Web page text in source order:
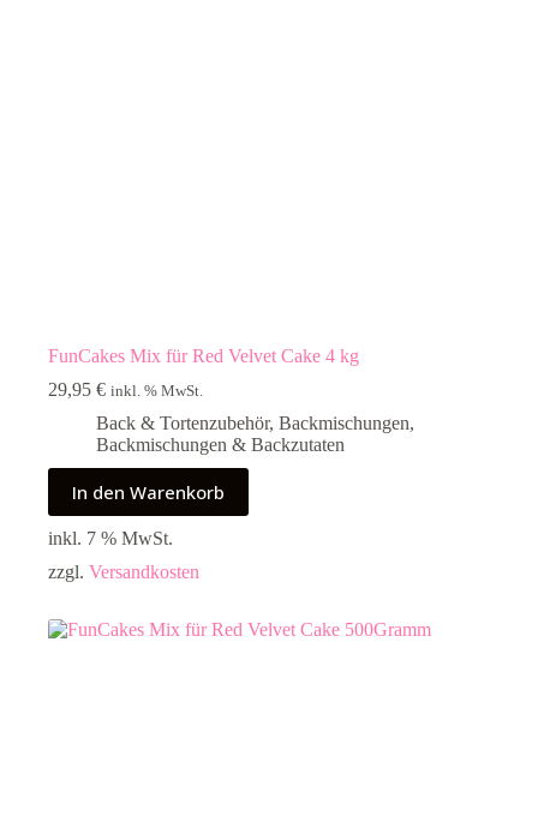
FunCakes Mix für Red Velvet Cake 4 kg
29,95 € inkl. % MwSt.
Back & Tortenzubehör, Backmischungen,
Backmischungen & Backzutaten
In den Warenkorb
inkl. 7 % MwSt.
zzgl. Versandkosten